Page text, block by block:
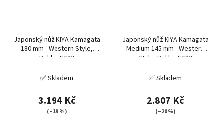
Japonský nůž KIYA Kamagata
180 mm - Western Style,
Bohler N680
✅ Skladem
3.194 Kč
(–19 %)
Japonský nůž KIYA Kamagata
Medium 145 mm - Western
Style, Bohler N680
✅ Skladem
2.807 Kč
(–20 %)